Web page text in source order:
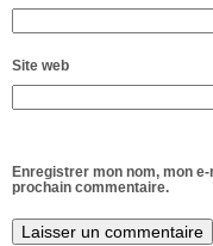
Site web
Enregistrer mon nom, mon
prochain commentaire.